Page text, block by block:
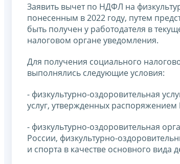
Заявить вычет по НДФЛ на
понесенным в 2022 году, путем
быть получен у работодателя в
налоговом органе уведомления.
Для получения социального
выполнялись следующие условия:
- физкультурно-оздоровительная
услуг, утвержденных
- физкультурно-оздоровительная
России, физкультурно-
и спорта в качестве основного